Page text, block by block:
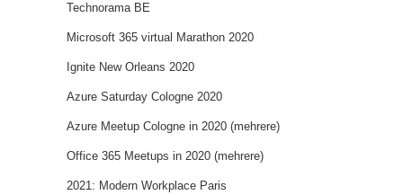
Technorama BE
Microsoft 365 virtual Marathon 2020
Ignite New Orleans 2020
Azure Saturday Cologne 2020
Azure Meetup Cologne in 2020 (mehrere)
Office 365 Meetups in 2020 (mehrere)
2021: Modern Workplace Paris